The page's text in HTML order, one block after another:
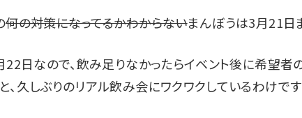
何の対策になってるかわからないまんぼうは3月21日
日なので、飲み足りなかったらイベント後に希望
久しぶりのリアル飲み会にワクワクしているわけですが